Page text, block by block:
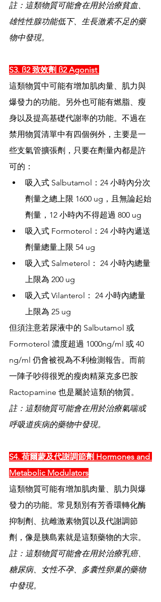
註：這類物質可能會在用於治療貧血、
雄性性腺功能低下、生長激素不足的藥
物中發現。
S3. ß2 致效劑 ß2 Agonist
這類物質中可能有增加肌肉量、肌力與
爆發力的功能。另外也可能有燃脂、瘦
身以及提高基礎代謝率的功能。不過在
禁用物質清單中有四個例外，主要是一
些支氣管擴張劑，只要在劑量內都是許
可的：
吸入式 Salbutamol：24 小時內分次
劑量之總上限 1600 ug，且無論起始
劑量，12 小時內不得超過 800 ug
吸入式 Formoterol：24 小時內遞送
劑量總量上限 54 ug
吸入式 Salmeterol： 24 小時內總量
上限為 200 ug
吸入式 Vilanterol： 24 小時內總量
上限為 25 ug
但須注意若尿液中的 Salbutamol 或
Formoterol 濃度超過 1000ng/ml 或 40
ng/ml 仍會被視為不利檢測報告。而前
一陣子吵得很兇的瘦肉精萊克多巴胺
Ractopamine 也是屬於這類的物質。
註：這類物質可能會在用於治療氣喘或
呼吸道疾病的藥物中發現。
S4. 荷爾蒙及代謝調節劑 Hormones and
Metabolic Modulators
這類物質可能有增加肌肉量、肌力與爆
發力的功能。常見類別有芳香環轉化酶
抑制劑、抗雌激素物質以及代謝調節
劑，像是胰島素就是這類藥物的大宗。
註：這類物質可能會在用於治療乳癌、
糖尿病、女性不孕、多囊性卵巢的藥物
中發現。